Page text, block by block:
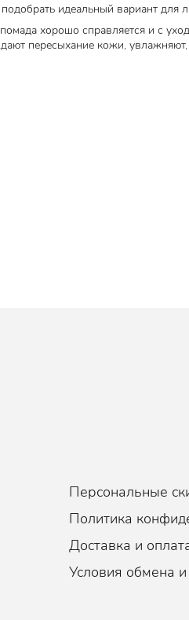
идеальный вариант
хорошо справляется и с
пересыхание кожи,
дозируется, равномерно
Персональные
Политика
Доставка и
Условия обмена